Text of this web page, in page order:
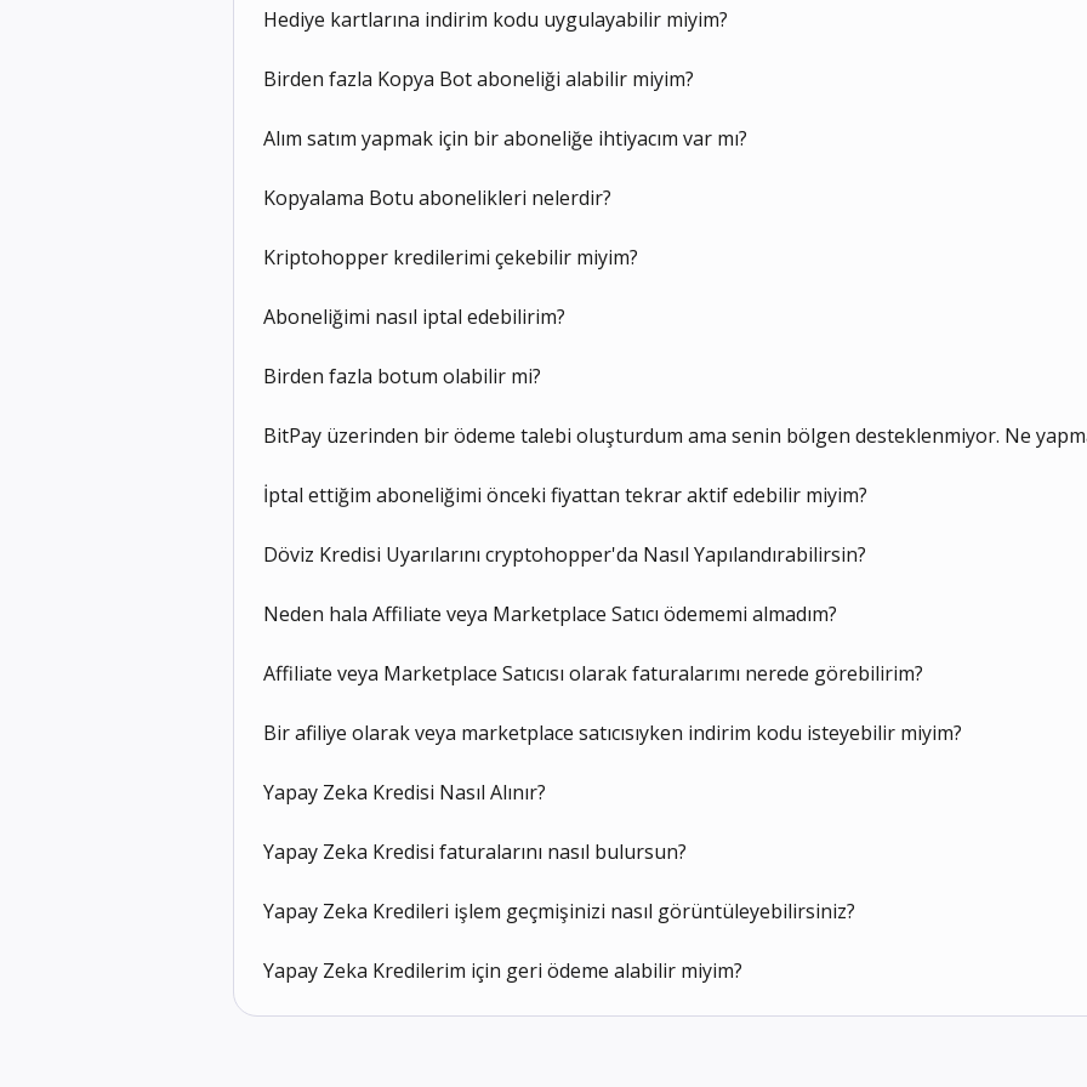
Hediye kartlarına indirim kodu uygulayabilir miyim?
Birden fazla Kopya Bot aboneliği alabilir miyim?
Alım satım yapmak için bir aboneliğe ihtiyacım var mı?
Kopyalama Botu abonelikleri nelerdir?
Kriptohopper kredilerimi çekebilir miyim?
Aboneliğimi nasıl iptal edebilirim?
Birden fazla botum olabilir mi?
BitPay üzerinden bir ödeme talebi oluşturdum ama senin bölgen desteklenmiyor. Ne
İptal ettiğim aboneliğimi önceki fiyattan tekrar aktif edebilir miyim?
Döviz Kredisi Uyarılarını cryptohopper'da Nasıl Yapılandırabilirsin?
Neden hala Affiliate veya Marketplace Satıcı ödememi almadım?
Affiliate veya Marketplace Satıcısı olarak faturalarımı nerede görebilirim?
Bir afiliye olarak veya marketplace satıcısıyken indirim kodu isteyebilir miyim?
Yapay Zeka Kredisi Nasıl Alınır?
Yapay Zeka Kredisi faturalarını nasıl bulursun?
Yapay Zeka Kredileri işlem geçmişinizi nasıl görüntüleyebilirsiniz?
Yapay Zeka Kredilerim için geri ödeme alabilir miyim?